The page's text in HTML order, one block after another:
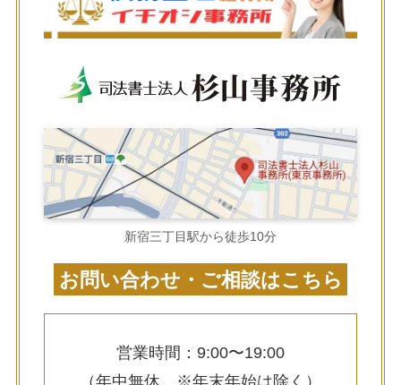
新宿三丁目駅から徒歩10分
お問い合わせ・ご相談はこちら
営業時間：9:00〜19:00